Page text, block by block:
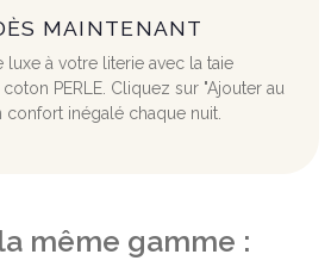
MAINTENANT
à votre literie avec la taie
PERLE. Cliquez sur "Ajouter au
inégalé chaque nuit.
même gamme :